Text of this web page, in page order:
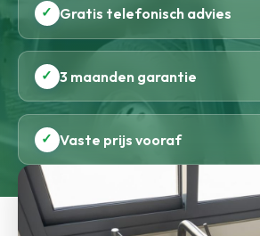
✓ Gratis telefonisch advies
✓ 3 maanden garantie
✓ Vaste prijs vooraf